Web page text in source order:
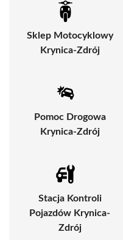
Sklep Motocyklowy
Krynica-Zdrój
Pomoc Drogowa
Krynica-Zdrój
Stacja Kontroli
Pojazdów Krynica-
Zdrój